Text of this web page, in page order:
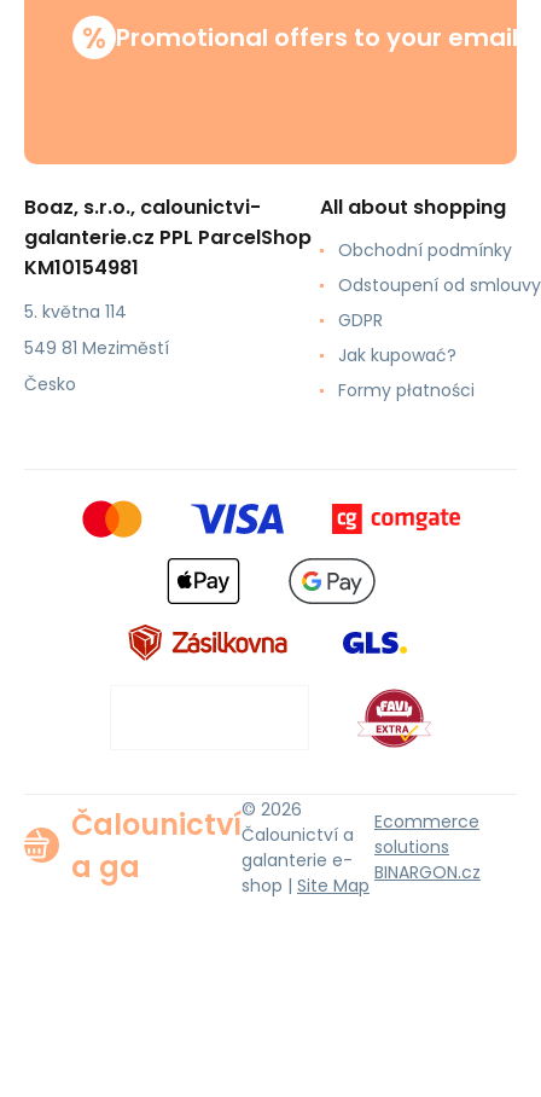
% Promotional offers to your email
Boaz, s.r.o., calounictvi-
galanterie.cz PPL ParcelShop
KM10154981
5. května 114
549 81 Meziměstí
Česko
All about shopping
Obchodní podmínky
Odstoupení od smlouvy
GDPR
Jak kupować?
Formy płatności
Čalounictví
a ga
© 2026
Čalounictví a
galanterie e-
shop | Site Map
Ecommerce
solutions
BINARGON.cz